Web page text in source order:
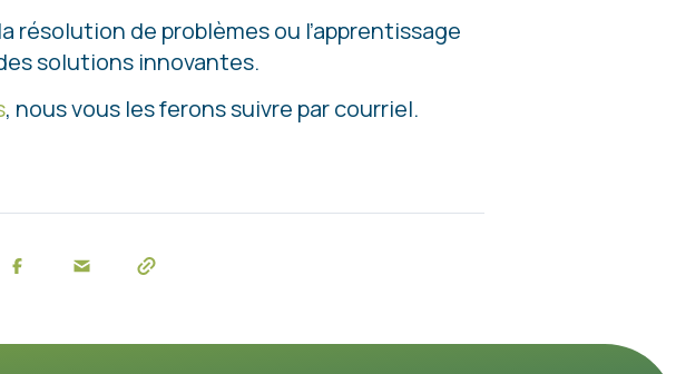
résolution de problèmes ou l’apprentissage
solutions innovantes.
, nous vous les ferons suivre par courriel.